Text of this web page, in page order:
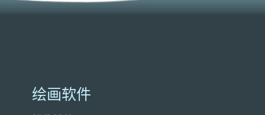
绘画软件